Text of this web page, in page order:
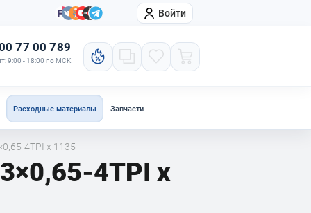
Компания Войти
77 00 789
9:00 - 18:00 по МСК
Расходные материалы Запчасти
4TPI x 1135
4TPI x